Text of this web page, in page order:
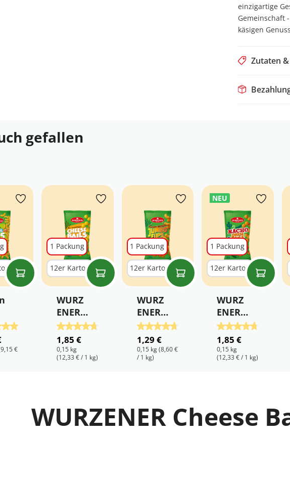
einzigartige
Gemeinschaft
käsigen
Zutaten
gefallen
von 5 von 5 Sternen
Bewertung von 5 von 5 Sternen
€
1 Packung
12er Karton
WURZ
ENER
Chees
e Balls
Durchschnittliche Bewertung von 4.75 von 5 Sternen
1,85 €
0,15 kg
(12,33 € / 1 kg)
1 Packung
12er Karton
WURZ
ENER
Jumbo
Flips
BBQ
Durchschnittliche Bewertung von 4.75
1,29 €
0,15 kg(8,60 €
/ 1 kg)
NEU
1 Packung
12er Karton
WURZ
ENER
Nacho
Chees
e Balls
Durchschnittliche
1,85 €
0,15 kg
(12,33 € / 1 kg)
WURZENER Cheese